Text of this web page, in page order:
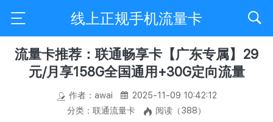
线上正规手机流量卡
流量卡推荐：联通畅享卡【广东专属】29
元/月享158G全国通用+30G定向流量
作者：awai
2025-11-09 10:42:12
分类：联通流量卡
阅读（388）